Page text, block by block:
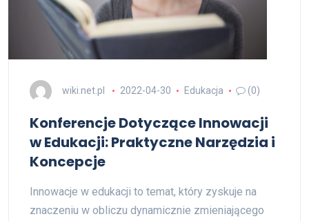
wiki.net.pl 2022-04-30 Edukacja (0)
Konferencje Dotyczące Innowacji
w Edukacji: Praktyczne Narzędzia i
Koncepcje
Innowacje w edukacji to temat, który zyskuje na
znaczeniu w obliczu dynamicznie zmieniającego